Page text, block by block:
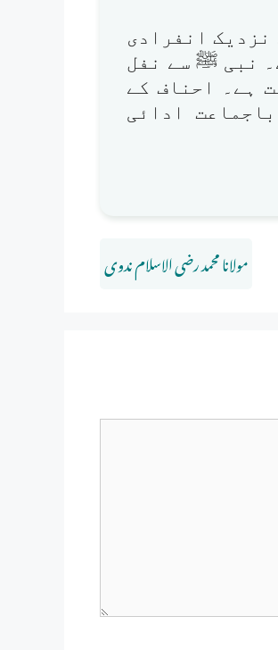
انفرادی
نبی ﷺ سے نفل
ہے۔ احناف کے
ادائی
مولانا محمد رضی الاسلام ندوی